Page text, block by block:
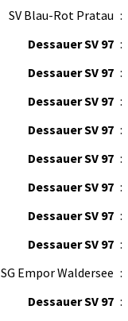
SV Blau-Rot Pratau :
Dessauer SV 97 :
Dessauer SV 97 :
Dessauer SV 97 :
Dessauer SV 97 :
Dessauer SV 97 :
Dessauer SV 97 :
Dessauer SV 97 :
Dessauer SV 97 :
SG Empor Waldersee :
Dessauer SV 97 :